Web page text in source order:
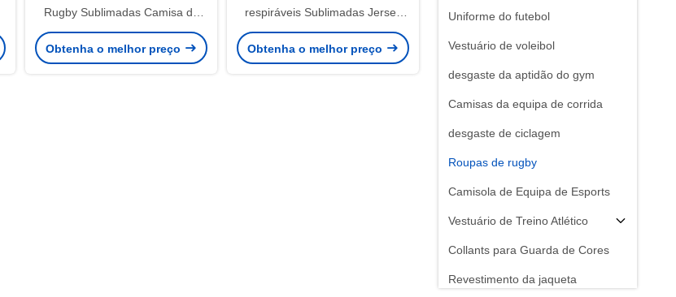
Uniforme do futebol
Vestuário de voleibol
desgaste da aptidão do gym
Camisas da equipa de corrida
desgaste de ciclagem
Roupas de rugby
Camisola de Equipa de Esports
Vestuário de Treino Atlético
Collants para Guarda de Cores
Revestimento da jaqueta
Rugby Sublimadas Camisa de
Treinamento Usar Tecido 100%
Poliéster
Obtenha o melhor preço
respiráveis Sublimadas Jersey
Roupas desportivas
Obtenha o melhor preço